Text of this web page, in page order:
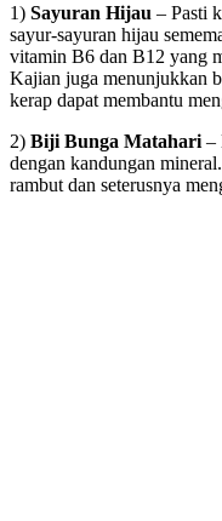
1) Sayuran Hijau – Pasti
sayur-sayuran hijau
vitamin B6 dan B12 yang
Kajian juga menunjukkan
kerap dapat membantu
2) Biji Bunga Matahari –
dengan kandungan
rambut dan seterusnya